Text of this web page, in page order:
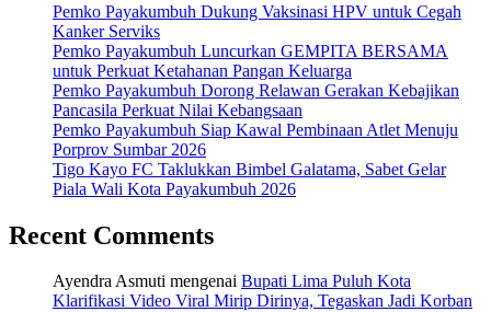
Pemko Payakumbuh Dukung Vaksinasi HPV untuk Cegah
Kanker Serviks
Pemko Payakumbuh Luncurkan GEMPITA BERSAMA
untuk Perkuat Ketahanan Pangan Keluarga
Pemko Payakumbuh Dorong Relawan Gerakan Kebajikan
Pancasila Perkuat Nilai Kebangsaan
Pemko Payakumbuh Siap Kawal Pembinaan Atlet Menuju
Porprov Sumbar 2026
Tigo Kayo FC Taklukkan Bimbel Galatama, Sabet Gelar
Piala Wali Kota Payakumbuh 2026
Recent Comments
Ayendra Asmuti mengenai Bupati Lima Puluh Kota
Klarifikasi Video Viral Mirip Dirinya, Tegaskan Jadi Korban